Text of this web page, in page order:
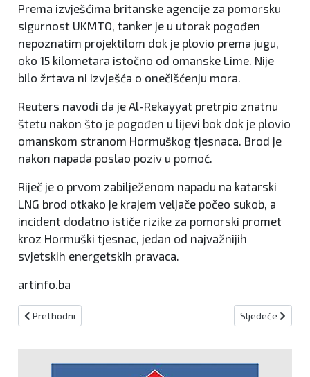
Prema izvješćima britanske agencije za pomorsku
sigurnost UKMTO, tanker je u utorak pogođen
nepoznatim projektilom dok je plovio prema jugu,
oko 15 kilometara istočno od omanske Lime. Nije
bilo žrtava ni izvješća o onečišćenju mora.
Reuters navodi da je Al-Rekayyat pretrpio znatnu
štetu nakon što je pogođen u lijevi bok dok je plovio
omanskom stranom Hormuškog tjesnaca. Brod je
nakon napada poslao poziv u pomoć.
Riječ je o prvom zabilježenom napadu na katarski
LNG brod otkako je krajem veljače počeo sukob, a
incident dodatno ističe rizike za pomorski promet
kroz Hormuški tjesnac, jedan od najvažnijih
svjetskih energetskih pravaca.
artinfo.ba
Prethodni članak: Nadbiskup Vukšić susreo se s vršiteljem
Prethodni Sljedeći
Sljedeće